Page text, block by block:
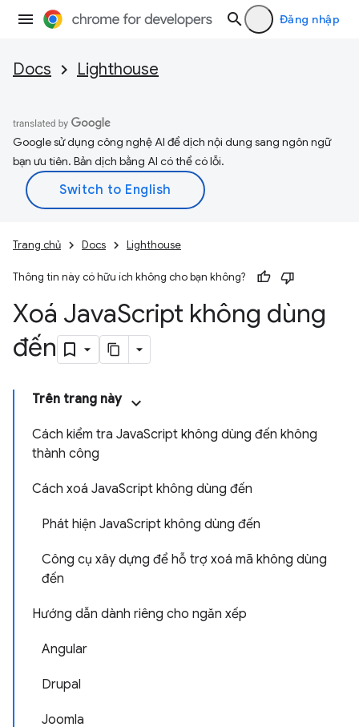
Đăng nhập
Docs Lighthouse
Google sử dụng công nghệ AI để dịch nội dung sang ngôn ngữ
bạn ưu tiên. Bản dịch bằng AI có thể có lỗi.
Trang chủ Docs Lighthouse
Thông tin này có hữu ích không cho bạn không?
Xoá JavaScript không dùng
đến
Trên trang này
Cách kiểm tra JavaScript không dùng đến không
thành công
Cách xoá JavaScript không dùng đến
Phát hiện JavaScript không dùng đến
Công cụ xây dựng để hỗ trợ xoá mã không dùng
đến
Hướng dẫn dành riêng cho ngăn xếp
Angular
Drupal
Joomla